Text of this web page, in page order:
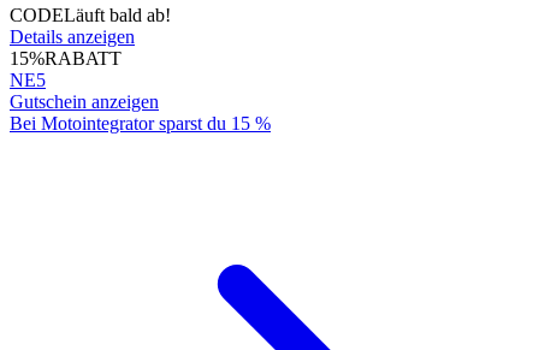
CODELäuft bald ab!
Details anzeigen
15%RABATT
NE5
Gutschein anzeigen
Bei Motointegrator sparst du 15 %